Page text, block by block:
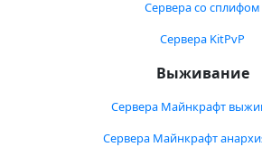
Сервера со сплифом
Сервера KitPvP
Выживание
Сервера Майнкрафт
Сервера Майнкрафт